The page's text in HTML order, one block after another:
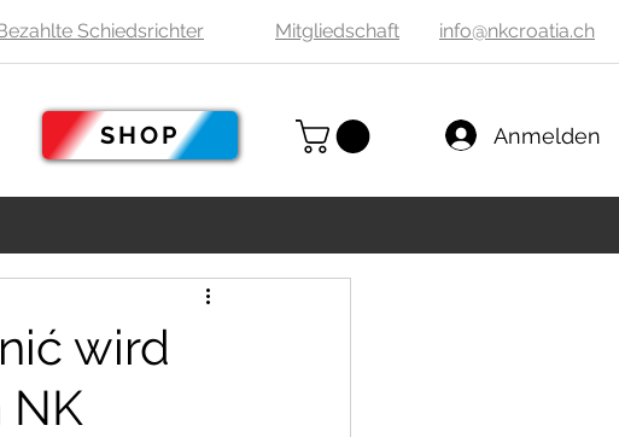
Schiedsrichter Mitgliedschaft info@nkcroatia.ch
SHOP Anmelden
wird
NK